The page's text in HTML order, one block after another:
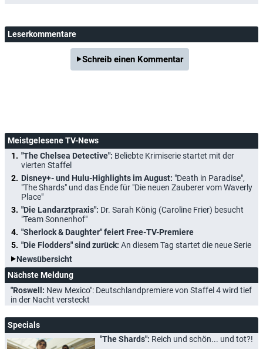
Leserkommentare
Schreib einen Kommentar
Meistgelesene TV-News
"The Chelsea Detective": Beliebte Krimiserie startet mit der
vierten Staffel
Disney+- und Hulu-Highlights im August: "Death in Paradise",
"The Shards" und das Ende für "Die neuen Zauberer vom Waverly
Place"
"Die Landarztpraxis": Dr. Sarah König (Caroline Frier) besucht
"Team Sonnenhof"
"Sherlock & Daughter" feiert Free-TV-Premiere
"Die Flodders" sind zurück: An diesem Tag startet die neue Serie
Newsübersicht
Nächste Meldung
"Roswell: New Mexico": Deutschlandpremiere von Staffel 4 wird tief
in der Nacht versteckt
Specials
"The Shards": Reich und schön... und tot?!